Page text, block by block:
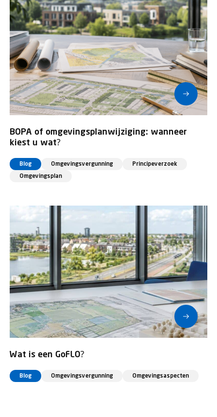
BOPA of omgevingsplanwijziging: wanneer
kiest u wat?
Blog Omgevingsvergunning Principeverzoek
Omgevingsplan
Wat is een GoFLO?
Blog Omgevingsvergunning Omgevingsaspecten